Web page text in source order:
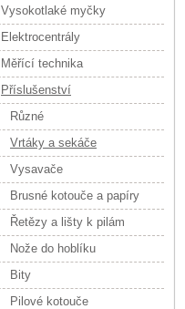
Vysokotlaké myčky
Elektrocentrály
Měřící technika
Příslušenství
Různé
Vrtáky a sekáče
Vysavače
Brusné kotouče a papíry
Řetězy a lišty k pilám
Nože do hoblíku
Bity
Pilové kotouče